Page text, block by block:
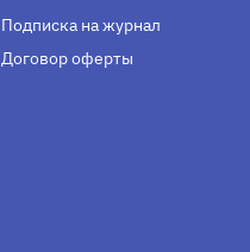
Подписка на журнал
Договор оферты